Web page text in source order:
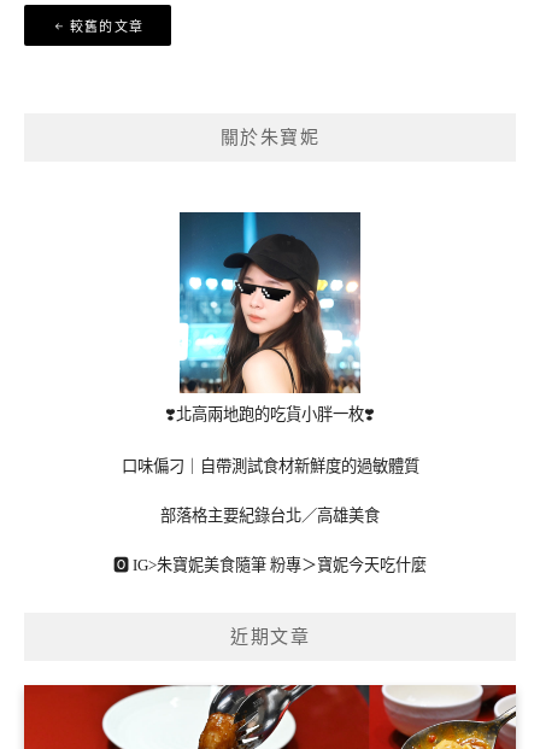
文
章
較舊的文章
關於朱寶妮
❣️北高兩地跑的吃貨小胖一枚❣️
口味偏刁｜自帶測試食材新鮮度的過敏體質
部落格主要紀錄台北／高雄美食
🅾 IG>朱寶妮美食隨筆 粉專＞寶妮今天吃什麼
近期文章